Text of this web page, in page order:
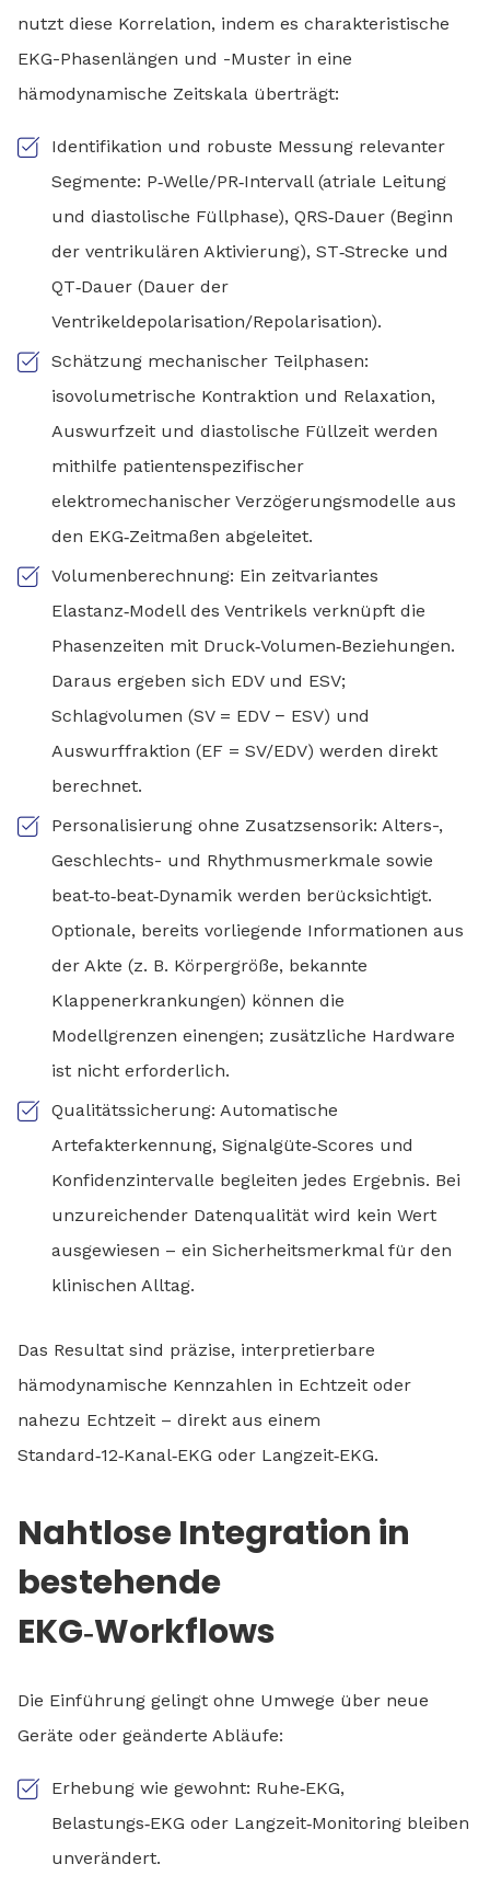
nutzt diese Korrelation, indem es charakteristische
EKG-Phasenlängen und -Muster in eine
hämodynamische Zeitskala überträgt:
Identifikation und robuste Messung relevanter
Segmente: P‑Welle/PR‑Intervall (atriale Leitung
und diastolische Füllphase), QRS‑Dauer (Beginn
der ventrikulären Aktivierung), ST‑Strecke und
QT‑Dauer (Dauer der
Ventrikeldepolarisation/Repolarisation).
Schätzung mechanischer Teilphasen:
isovolumetrische Kontraktion und Relaxation,
Auswurfzeit und diastolische Füllzeit werden
mithilfe patientenspezifischer
elektromechanischer Verzögerungsmodelle aus
den EKG‑Zeitmaßen abgeleitet.
Volumenberechnung: Ein zeitvariantes
Elastanz‑Modell des Ventrikels verknüpft die
Phasenzeiten mit Druck‑Volumen‑Beziehungen.
Daraus ergeben sich EDV und ESV;
Schlagvolumen (SV = EDV − ESV) und
Auswurffraktion (EF = SV/EDV) werden direkt
berechnet.
Personalisierung ohne Zusatzsensorik: Alters-,
Geschlechts- und Rhythmusmerkmale sowie
beat‑to‑beat‑Dynamik werden berücksichtigt.
Optionale, bereits vorliegende Informationen aus
der Akte (z. B. Körpergröße, bekannte
Klappenerkrankungen) können die
Modellgrenzen einengen; zusätzliche Hardware
ist nicht erforderlich.
Qualitätssicherung: Automatische
Artefakterkennung, Signalgüte‑Scores und
Konfidenzintervalle begleiten jedes Ergebnis. Bei
unzureichender Datenqualität wird kein Wert
ausgewiesen – ein Sicherheitsmerkmal für den
klinischen Alltag.
Das Resultat sind präzise, interpretierbare
hämodynamische Kennzahlen in Echtzeit oder
nahezu Echtzeit – direkt aus einem
Standard‑12‑Kanal‑EKG oder Langzeit‑EKG.
Nahtlose Integration in
bestehende
EKG‑Workflows
Die Einführung gelingt ohne Umwege über neue
Geräte oder geänderte Abläufe:
Erhebung wie gewohnt: Ruhe‑EKG,
Belastungs‑EKG oder Langzeit‑Monitoring bleiben
unverändert.